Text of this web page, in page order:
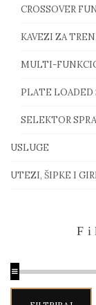
CROSSOVER
KAVEZI ZA
MULTI-
PLATE LOADED
SELEKTOR
USLUGE
UTEZI, ŠIPKE I
Min
Maks